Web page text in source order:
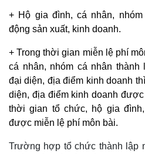
+ Hộ gia đình, cá nhân,
động sản xuất, kinh doanh.
+ Trong thời gian miễn lệ phí
cá nhân, nhóm cá nhân thành
đại diện, địa điểm kinh doanh
diện, địa điểm kinh doanh
thời gian tổ chức, hộ gia
được miễn lệ phí môn bài.
Trường hợp tổ chức thành lập